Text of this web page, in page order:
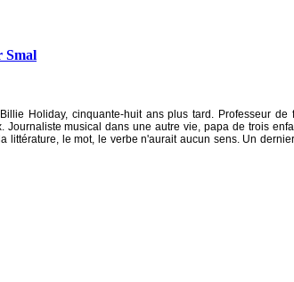
Smal
Holiday, cinquante-huit ans plus tard. Professeur de
Journaliste musical dans une autre vie, papa de trois
littérature, le mot, le verbe n'aurait aucun sens. Un